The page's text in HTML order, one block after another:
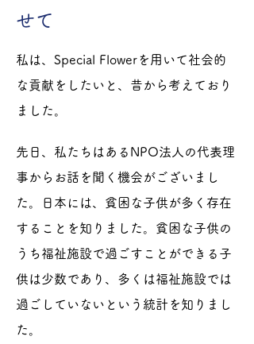
せて
私は、Special Flowerを用いて社会的
な貢献をしたいと、昔から考えており
ました。
先日、私たちはあるNPO法人の代表理
事からお話を聞く機会がございまし
た。日本には、貧困な子供が多く存在
することを知りました。貧困な子供の
うち福祉施設で過ごすことができる子
供は少数であり、多くは福祉施設では
過ごしていないという統計を知りまし
た。